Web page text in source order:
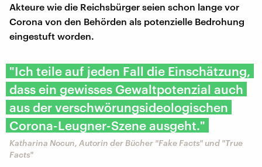
Akteure wie die Reichsbürger seien schon lange vor
Corona von den Behörden als potenzielle Bedrohung
eingestuft worden.
"Ich teile auf jeden Fall die Einschätzung,
dass ein gewisses Gewaltpotenzial auch
aus der verschwörungsideologischen
Corona-Leugner-Szene ausgeht."
Katharina Nocun, Autorin der Bücher "Fake Facts" und "True
Facts"